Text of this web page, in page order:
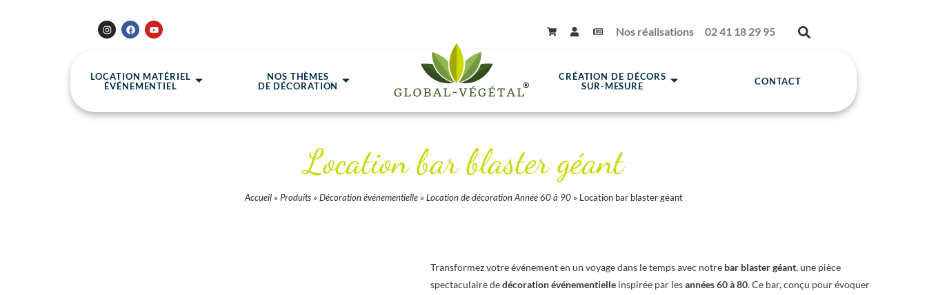
Nos réalisations 02 41 18 29 95
LOCATION MATÉRIEL
ÉVÉNEMENTIEL
NOS THÈMES
DE DÉCORATION
CRÉATION DE DÉCORS
SUR-MESURE
CONTACT
Location bar blaster géant
Accueil» Produits» Décoration événementielle» Location de décoration Année 60 à 90» Location bar blaster géant
Transformez votre événement en un voyage dans le temps avec notre bar blaster géant, une pièce
spectaculaire dedécoration événementielle inspirée par lesannées 60 à 80. Ce bar, conçu pour évoquer